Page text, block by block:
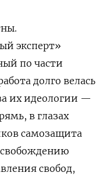
эксперт»
по части
долго велась
их идеологии —
в глазах
самозащита
свобод,